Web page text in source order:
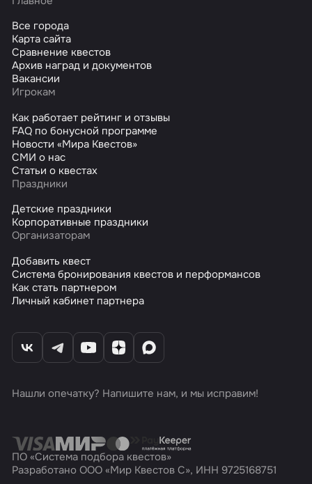
Все города
Карта сайта
Сравнение квестов
Архив наград и документов
Вакансии
Игрокам
Как работает рейтинг и отзывы
FAQ по бонусной программе
Новости «Мира Квестов»
СМИ о нас
Статьи о квестах
Праздники
Детские праздники
Корпоративные праздники
Организаторам
Добавить квест
Система бронирования квестов и перформансов
Как стать партнером
Личный кабинет партнера
Нашли опечатку? Напишите нам, и мы исправим!
ПО «Система подбора квестов»
Разработано ООО «Мир Квестов С», ИНН 9725168751